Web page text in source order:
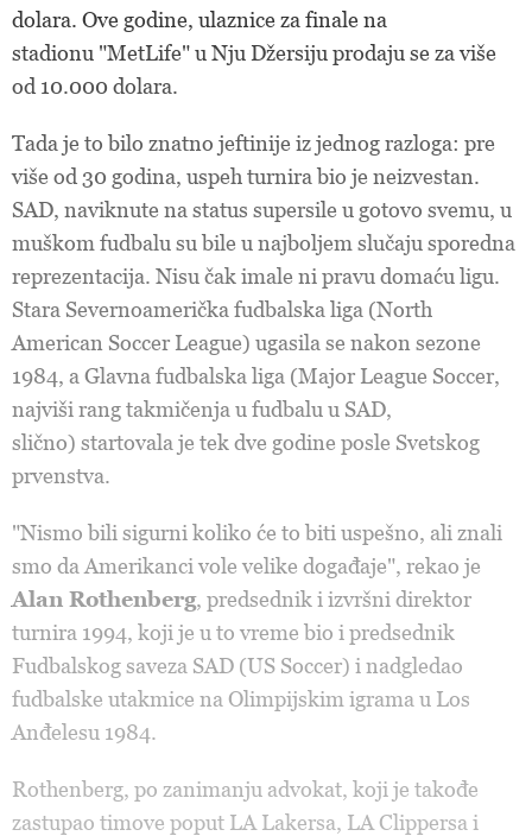
dolara. Ove godine, ulaznice za finale na
stadionu "MetLife" u Nju Džersiju prodaju se za više
od 10.000 dolara.
Tada je to bilo znatno jeftinije iz jednog razloga: pre
više od 30 godina, uspeh turnira bio je neizvestan.
SAD, naviknute na status supersile u gotovo svemu, u
muškom fudbalu su bile u najboljem slučaju sporedna
reprezentacija. Nisu čak imale ni pravu domaću ligu.
Stara Severnoamerička fudbalska liga (North
American Soccer League) ugasila se nakon sezone
1984, a Glavna fudbalska liga (Major League Soccer,
najviši rang takmičenja u fudbalu u SAD,
slično) startovala je tek dve godine posle Svetskog
prvenstva.
"Nismo bili sigurni koliko će to biti uspešno, ali znali
smo da Amerikanci vole velike događaje", rekao je
Alan Rothenberg, predsednik i izvršni direktor
turnira 1994, koji je u to vreme bio i predsednik
Fudbalskog saveza SAD (US Soccer) i nadgledao
fudbalske utakmice na Olimpijskim igrama u Los
Anđelesu 1984.
Rothenberg, po zanimanju advokat, koji je takođe
zastupao timove poput LA Lakersa, LA Clippersa i